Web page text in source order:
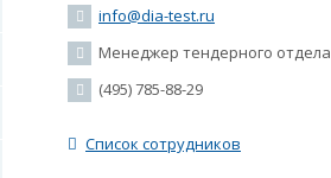
info@dia-test.ru
Менеджер тендерного отдела
(495) 785-88-29
Список сотрудников